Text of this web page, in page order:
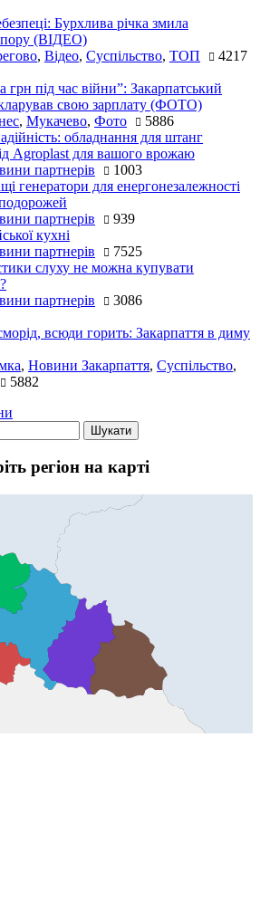
Бурхлива річка змила
(ВІДЕО)
, Відео, Суспільство, ТОП 4217
грн під час війни”: Закарпатський
свою зарплату (ФОТО)
, Мукачево, Фото
5886
обладнання для штанг
Agroplast для вашого врожаю
партнерів
1003
генератори для енергонезалежності
партнерів
939
кухні
партнерів
7525
слуху не можна купувати
партнерів 3086
всюди горить: Закарпаття в диму
, Новини Закарпаття, Суспільство,
5882
регіон на карті